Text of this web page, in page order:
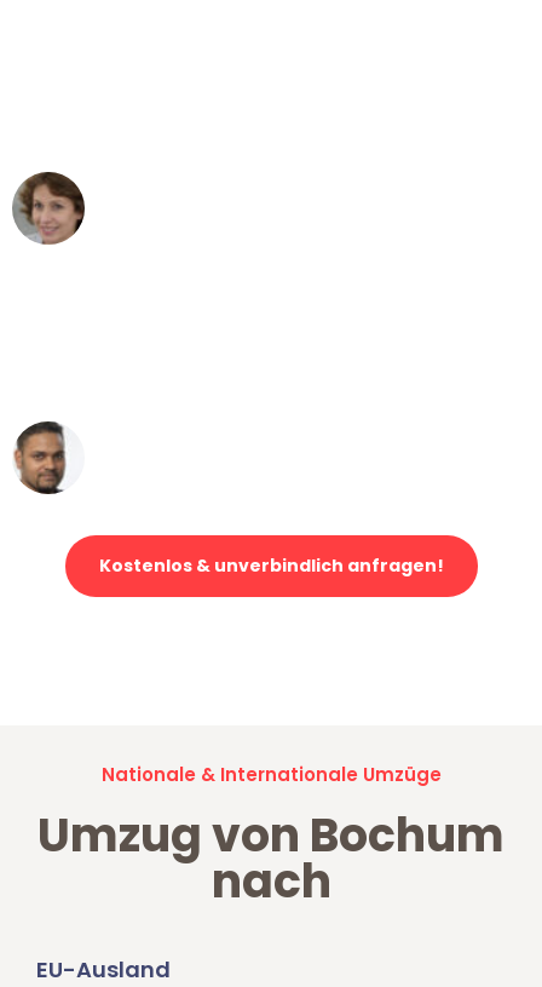
Kostenlos & unverbindlich anfragen!
Nationale & Internationale Umzüge
Umzug von Bochum
nach
EU-Ausland